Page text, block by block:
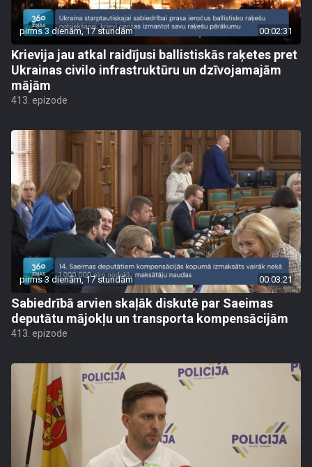
pirms 3 dienām, 17 stundām 00:02:31
Krievija jau atkal raidījusi ballistiskās raķetes pret
Ukrainas civilo infrastruktūru un dzīvojamajām
mājām
413. epizode
pirms 3 dienām, 17 stundām 00:03:21
Sabiedrībā arvien skaļāk diskutē par Saeimas
deputātu mājokļu un transporta kompensācijām
413. epizode